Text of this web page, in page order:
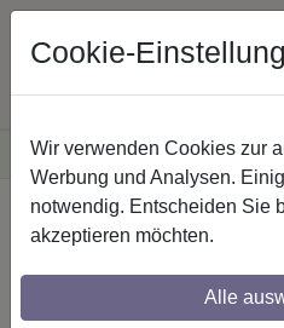
Versandkostenfreie
Sichere
Startseite Innenlaufstangen
Gardinenstangen mit
Cookie-
Wir verwenden Cookies zur
Werbung und Analysen.
notwendig. Entscheiden Sie
akzeptieren möchten.
Alle